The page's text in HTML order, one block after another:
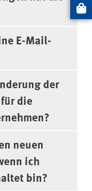
E-Mail-
der
die
neuen
ich
bin?
Artikel